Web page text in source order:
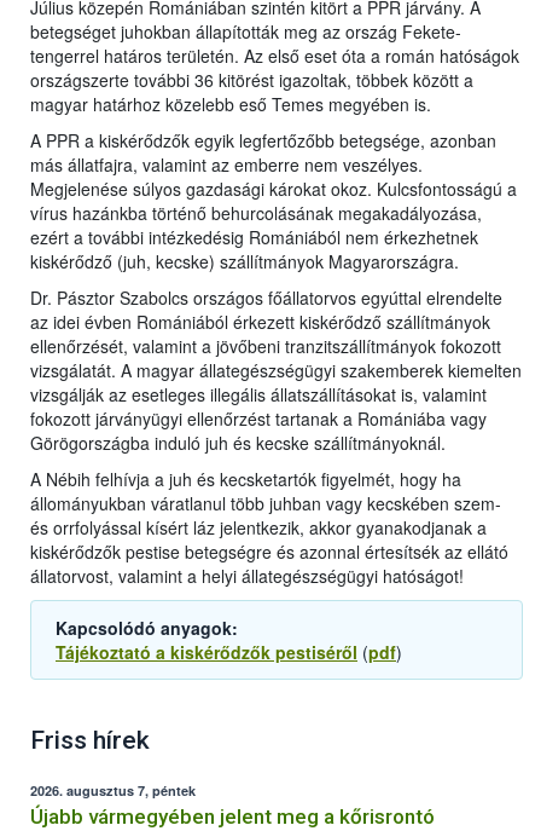
Július közepén Romániában szintén kitört a PPR járvány. A
betegséget juhokban állapították meg az ország Fekete-
tengerrel határos területén. Az első eset óta a román hatóságok
országszerte további 36 kitörést igazoltak, többek között a
magyar határhoz közelebb eső Temes megyében is.
A PPR a kiskérődzők egyik legfertőzőbb betegsége, azonban
más állatfajra, valamint az emberre nem veszélyes.
Megjelenése súlyos gazdasági károkat okoz. Kulcsfontosságú a
vírus hazánkba történő behurcolásának megakadályozása,
ezért a további intézkedésig Romániából nem érkezhetnek
kiskérődző (juh, kecske) szállítmányok Magyarországra.
Dr. Pásztor Szabolcs országos főállatorvos egyúttal elrendelte
az idei évben Romániából érkezett kiskérődző szállítmányok
ellenőrzését, valamint a jövőbeni tranzitszállítmányok fokozott
vizsgálatát. A magyar állategészségügyi szakemberek kiemelten
vizsgálják az esetleges illegális állatszállításokat is, valamint
fokozott járványügyi ellenőrzést tartanak a Romániába vagy
Görögországba induló juh és kecske szállítmányoknál.
A Nébih felhívja a juh és kecsketartók figyelmét, hogy ha
állományukban váratlanul több juhban vagy kecskében szem-
és orrfolyással kísért láz jelentkezik, akkor gyanakodjanak a
kiskérődzők pestise betegségre és azonnal értesítsék az ellátó
állatorvost, valamint a helyi állategészségügyi hatóságot!
Kapcsolódó anyagok:
Tájékoztató a kiskérődzők pestiséről (pdf)
Friss hírek
2026. augusztus 7, péntek
Újabb vármegyében jelent meg a kőrisrontó